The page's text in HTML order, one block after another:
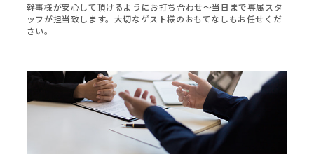
幹事様が安心して頂けるようにお打ち合わせ～当日まで専属スタ
ッフが担当致します。大切なゲスト様のおもてなしもお任せくだ
さい。